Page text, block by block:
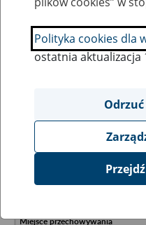
SZUKAJ
Ukryj wszystkie
Polityka cookies dla
ostatnia aktualizacja